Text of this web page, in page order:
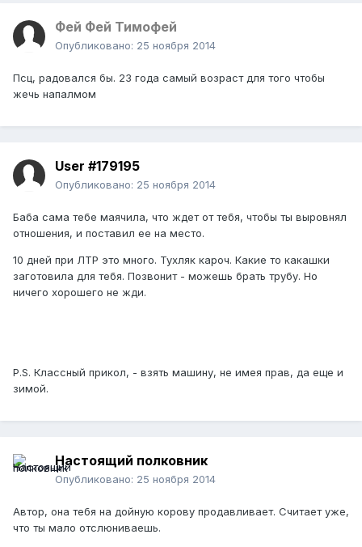
Фей Фей Тимофей
Опубликовано: 25 ноября 2014
Псц, радовался бы. 23 года самый возраст для того чтобы
жечь напалмом
User #179195
Опубликовано: 25 ноября 2014
Баба сама тебе маячила, что ждет от тебя, чтобы ты выровнял
отношения, и поставил ее на место.
10 дней при ЛТР это много. Тухляк кароч. Какие то какашки
заготовила для тебя. Позвонит - можешь брать трубу. Но
ничего хорошего не жди.
P.S. Классный прикол, - взять машину, не имея прав, да еще и
зимой.
Настоящий полковник
Опубликовано: 25 ноября 2014
Автор, она тебя на дойную корову продавливает. Считает уже,
что ты мало отслюниваешь.